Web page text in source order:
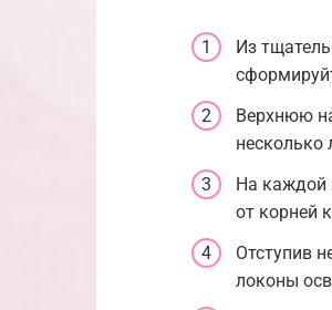
Из
Верхнюю
несколько
На каждой
от корней
Отступив
локоны